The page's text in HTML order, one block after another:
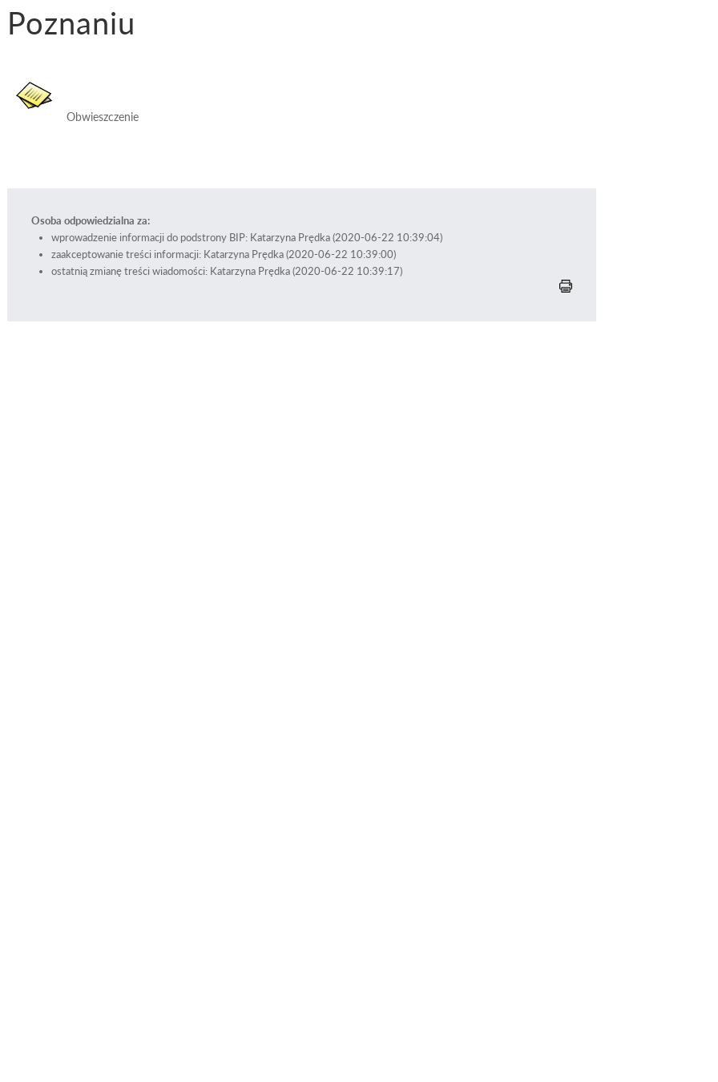
Poznaniu
Obwieszczenie
Osoba odpowiedzialna za:
wprowadzenie informacji do podstrony BIP: Katarzyna Prędka (2020-06-22 10:39:04)
zaakceptowanie treści informacji: Katarzyna Prędka (2020-06-22 10:39:00)
ostatnią zmianę treści wiadomości: Katarzyna Prędka (2020-06-22 10:39:17)